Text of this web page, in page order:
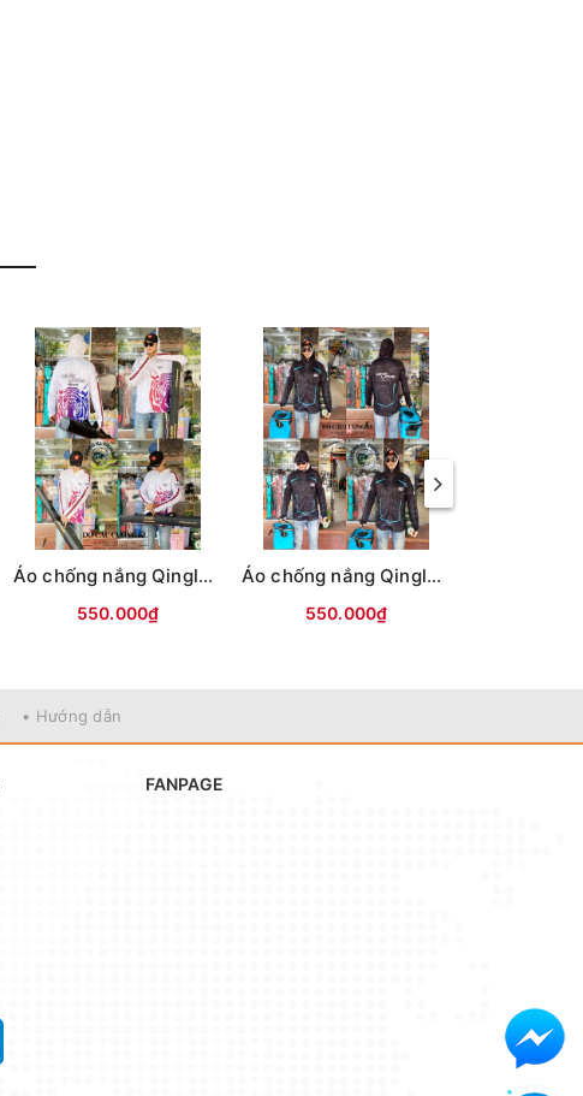
Áo chống nắng Qinglong cao cấp (Trắng hổ đỏ)
550.000₫
Áo chống nắng Qinglong cao cấp (Đen viền xanh)
550.000₫
• Hướng dẫn
FANPAGE